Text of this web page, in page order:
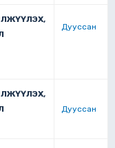
Дууссан
Дууссан